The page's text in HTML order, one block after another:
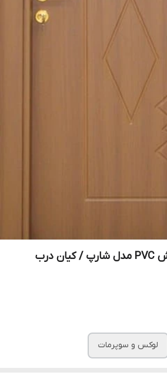
لوکس و سوپرمات